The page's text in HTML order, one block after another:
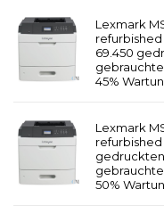
Lexmark
refurbished
69.450
45%
Lexmark
refurbished
50%